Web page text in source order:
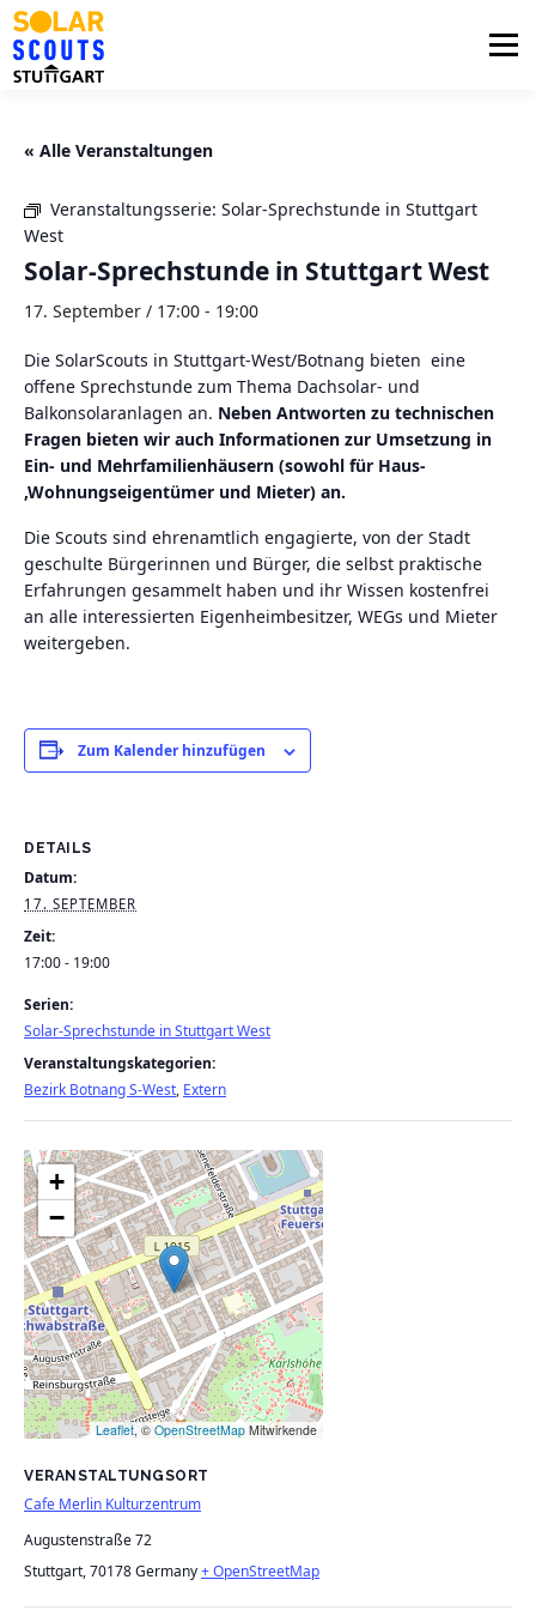
Zum
Inhalt
springen
Menü
BEZIRKSGRUPPEN
« Alle Veranstaltungen
Veranstaltungsserie: Solar-Sprechstunde in Stuttgart
West
Solar-Sprechstunde in Stuttgart West
17. September / 17:00 - 19:00
Die SolarScouts in Stuttgart-West/Botnang bieten eine
offene Sprechstunde zum Thema Dachsolar- und
Balkonsolaranlagen an. Neben Antworten zu technischen
Fragen bieten wir auch Informationen zur Umsetzung in
Ein- und Mehrfamilienhäusern (sowohl für Haus-
,Wohnungseigentümer und Mieter) an.
Die Scouts sind ehrenamtlich engagierte, von der Stadt
geschulte Bürgerinnen und Bürger, die selbst praktische
Erfahrungen gesammelt haben und ihr Wissen kostenfrei
an alle interessierten Eigenheimbesitzer, WEGs und Mieter
weitergeben.
Zum Kalender hinzufügen
DETAILS
Datum:
17. SEPTEMBER
Zeit:
17:00 - 19:00
Serien:
Solar-Sprechstunde in Stuttgart West
Veranstaltungskategorien:
Bezirk Botnang S-West, Extern
VERANSTALTUNGSORT
Cafe Merlin Kulturzentrum
Augustenstraße 72
Stuttgart,70178Germany+ OpenStreetMap
+
−
Leaflet, ©OpenStreetMap Mitwirkende